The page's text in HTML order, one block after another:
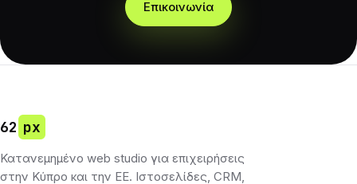
Επικοινωνία
62 px
Κατανεμημένο web studio για επιχειρήσεις
στην Κύπρο και την ΕΕ. Ιστοσελίδες, CRM,